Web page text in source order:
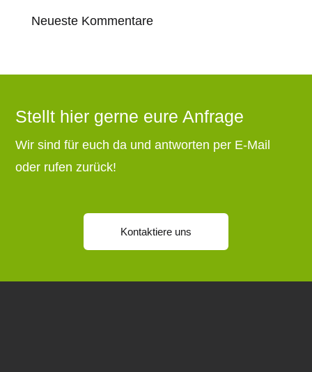
Neueste Kommentare
Stellt hier gerne eure Anfrage
Wir sind für euch da und antworten per E-Mail
oder rufen zurück!
Kontaktiere uns